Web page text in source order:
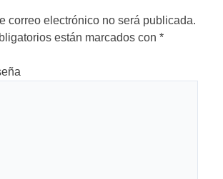
correo electrónico no será publicada.
están marcados con *